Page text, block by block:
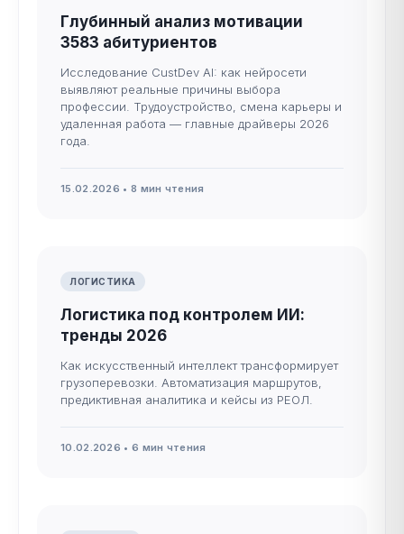
Глубинный анализ мотивации
3583 абитуриентов
Исследование CustDev AI: как нейросети
выявляют реальные причины выбора
профессии. Трудоустройство, смена карьеры и
удаленная работа — главные драйверы 2026
года.
15.02.2026 • 8 мин чтения
ЛОГИСТИКА
Логистика под контролем ИИ:
тренды 2026
Как искусственный интеллект трансформирует
грузоперевозки. Автоматизация маршрутов,
предиктивная аналитика и кейсы из РЕОЛ.
10.02.2026 • 6 мин чтения